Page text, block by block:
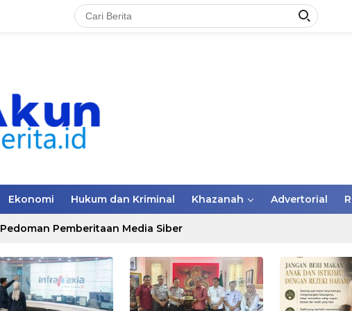
Ekonomi Hukum dan Kriminal Khazanah Advertorial
Pedoman Pemberitaan Media Siber